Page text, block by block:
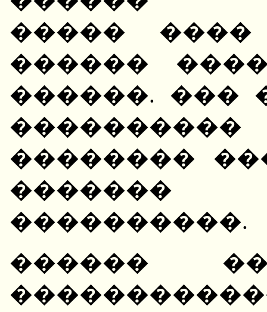
�����
������
������. ���
��������
�������
����������.
������